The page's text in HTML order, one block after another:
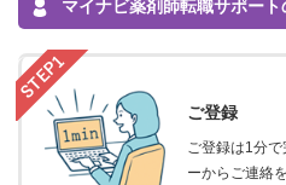
マイナビ薬剤師転職サポート
ご登録
ご登録は1分
ーからご連絡